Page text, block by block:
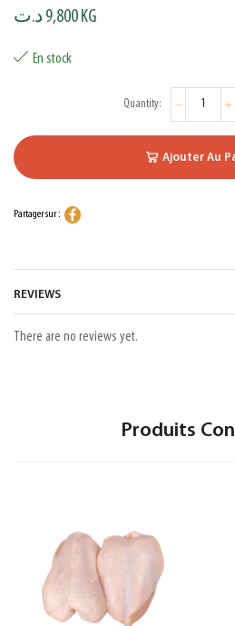
9,800د.ت KG
En stock
Ajouter Au
Partager sur :
REVIEWS
There are no reviews yet.
Produits